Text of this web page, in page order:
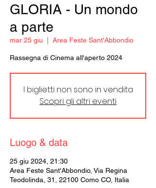
GLORIA - Un mondo
a parte
mar 25 giu Area Feste Sant'Abbondio
Rassegna di Cinema all'aperto 2024
I biglietti non sono in vendita
Scopri gli altri eventi
Luogo & data
25 giu 2024, 21:30
Area Feste Sant'Abbondio, Via Regina
Teodolinda, 31, 22100 Como CO, Italia